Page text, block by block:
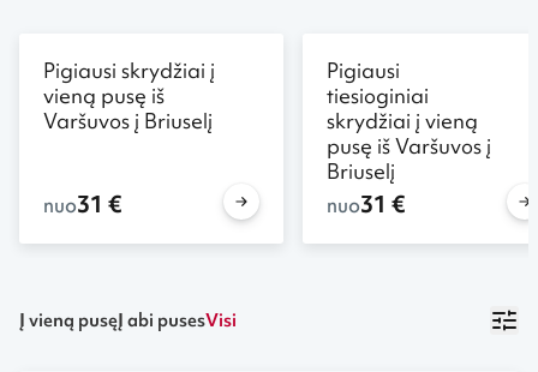
Pigiausi skrydžiai į
vieną pusę iš
Varšuvos į Briuselį
nuo31 €
Pigiausi
tiesioginiai
skrydžiai į vieną
pusę iš Varšuvos į
Briuselį
nuo31 €
Į vieną pusęĮ abi pusesVisi